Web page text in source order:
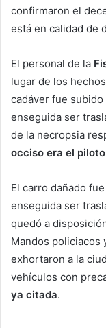
confirmaron el
está en calidad de
El personal de la
lugar de los
cadáver fue
enseguida ser
de la necropsia
occiso era el
El carro dañado
enseguida ser
quedó a
Mandos policiacos
exhortaron a la
vehículos con
ya citada.